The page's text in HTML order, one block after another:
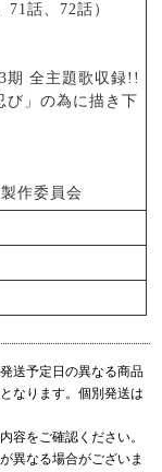
話、72話）
全主題歌収録!!
び」の為に描き下
作委員会
送予定日の異なる商品
なります。個別発送は
容をご確認ください。
異なる場合がございま